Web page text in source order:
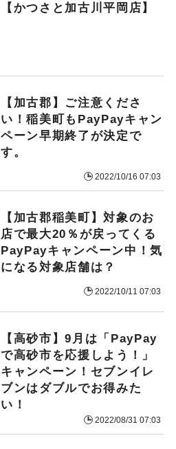
【かつさと加古川平岡店】
【加古郡】ご注意くださ
い！稲美町もPayPayキャン
ペーン早期終了が決定で
す。
2022/10/16 07:03
【加古郡稲美町】対象のお
店で最大20％が戻ってくる
PayPayキャンペーン中！気
になる対象店舗は？
2022/10/11 07:03
【高砂市】9月は「PayPay
で高砂市を応援しよう！」
キャンペーン！セブンイレ
ブンはダブルでお得みた
い！
2022/08/31 07:03